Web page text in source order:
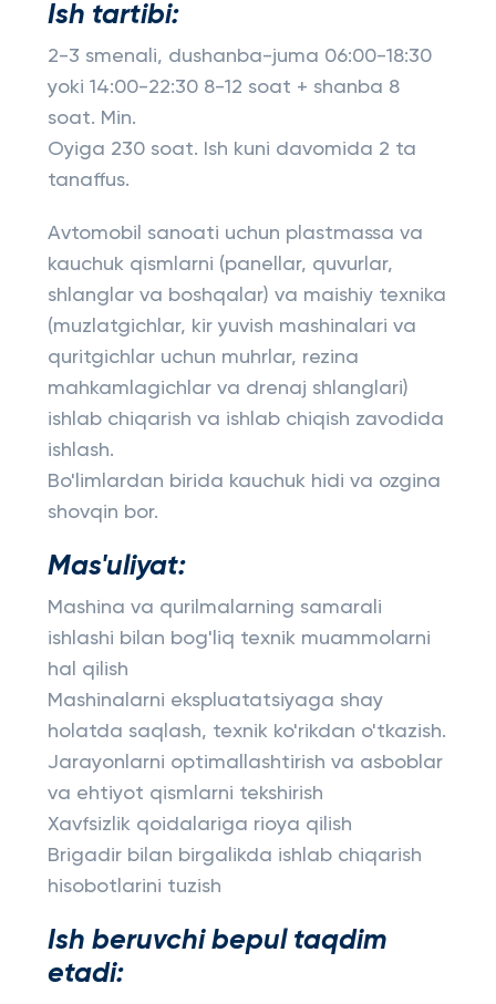
Ish tartibi:
2-3 smenali, dushanba-juma 06:00-18:30
yoki 14:00-22:30 8-12 soat + shanba 8
soat. Min.
Oyiga 230 soat. Ish kuni davomida 2 ta
tanaffus.
Avtomobil sanoati uchun plastmassa va
kauchuk qismlarni (panellar, quvurlar,
shlanglar va boshqalar) va maishiy texnika
(muzlatgichlar, kir yuvish mashinalari va
quritgichlar uchun muhrlar, rezina
mahkamlagichlar va drenaj shlanglari)
ishlab chiqarish va ishlab chiqish zavodida
ishlash.
Bo'limlardan birida kauchuk hidi va ozgina
shovqin bor.
Mas'uliyat:
Mashina va qurilmalarning samarali
ishlashi bilan bog'liq texnik muammolarni
hal qilish
Mashinalarni ekspluatatsiyaga shay
holatda saqlash, texnik ko'rikdan o'tkazish.
Jarayonlarni optimallashtirish va asboblar
va ehtiyot qismlarni tekshirish
Xavfsizlik qoidalariga rioya qilish
Brigadir bilan birgalikda ishlab chiqarish
hisobotlarini tuzish
Ish beruvchi bepul taqdim
etadi: